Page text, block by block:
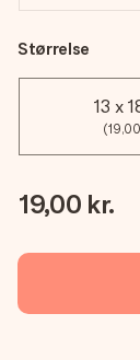
Størrelse
13 x
19,00 kr.